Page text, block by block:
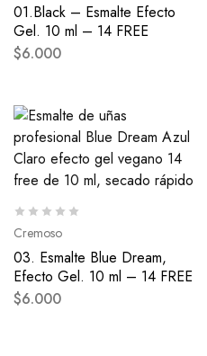
01.Black – Esmalte Efecto
Gel. 10 ml – 14 FREE
$6.000
Cremoso
03. Esmalte Blue Dream,
Efecto Gel. 10 ml – 14 FREE
$6.000